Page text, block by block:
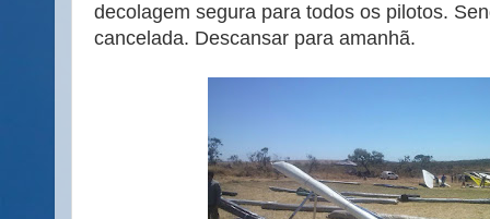
decolagem segura para todos os pilotos.
cancelada. Descansar para amanhã.